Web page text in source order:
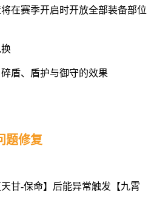
在赛季开启时开放全部装备部位
盾、盾护与御守的效果
题修复
甘-保命】后能异常触发【九霄